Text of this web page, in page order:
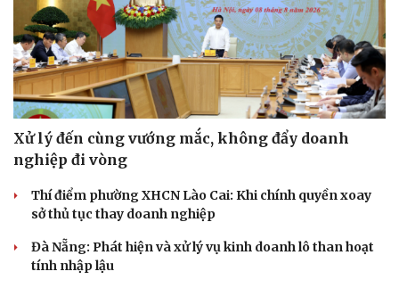
Xử lý đến cùng vướng mắc, không đẩy doanh
nghiệp đi vòng
Thí điểm phường XHCN Lào Cai: Khi chính quyền xoay
sở thủ tục thay doanh nghiệp
Đà Nẵng: Phát hiện và xử lý vụ kinh doanh lô than hoạt
tính nhập lậu